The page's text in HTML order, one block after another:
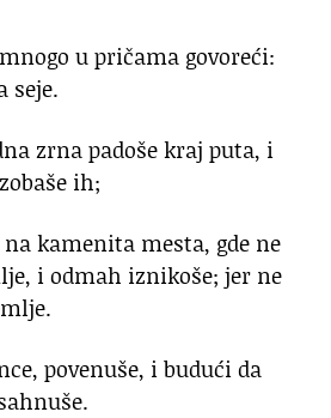
u pričama govoreći:
seje.
zrna padoše kraj puta, i
ih;
na kamenita mesta, gde ne
i odmah iznikoše; jer ne
povenuše, i budući da